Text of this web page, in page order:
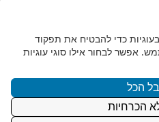
במרחק דקות הליכה ספורות
מהלוקיישנים האייקוניים ביותר בעיר, מציעה Rozio
עוד
כדי להבטיח את תפקוד
אפשר לבחור אילו סוגי עוגיות
הכל
הכרחיות